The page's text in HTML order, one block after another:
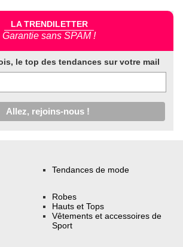
LA TRENDILETTER
Garantie sans SPAM !
le top des tendances sur votre mail
Tendances de mode
Robes
Hauts et Tops
Vêtements et accessoires de
Sport